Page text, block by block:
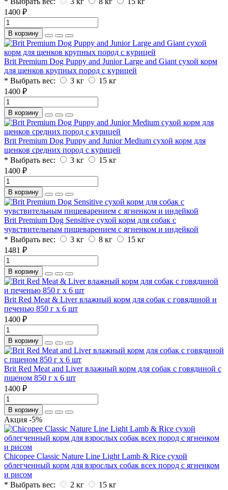
1400 ₽
В корзину
Brit Premium Dog Puppy and Junior Large and Giant сухой корм
для щенков крупных пород с курицей
* Выбрать вес:
3 кг
15 кг
1400 ₽
В корзину
Brit Premium Dog Puppy and Junior Medium сухой корм для
щенков средних пород с курицей
* Выбрать вес:
3 кг
15 кг
1400 ₽
В корзину
Brit Premium Dog Sensitive сухой корм для собак с
чувствительным пищеварением с ягненком и индейкой
* Выбрать вес:
3 кг 8 кг
15 кг
1481 ₽
В корзину
Brit Red Meat & Liver влажный корм для собак с говядиной и
печенью 850 г х 6 шт
1400 ₽
В корзину
Brit Red Meat and Liver влажный корм для собак с говядиной с
пшеном 850 г х 6 шт
1400 ₽
В корзину
Акция -5%
Chicopee Classic Nature Line Light Lamb & Rice сухой
облегченный корм для взрослых собак всех пород с ягненком
и рисом
* Выбрать вес:
2 кг
15 кг